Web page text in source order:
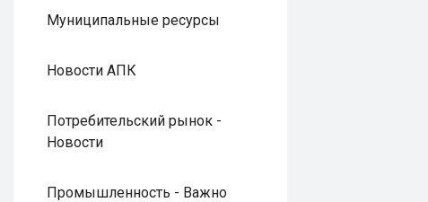
Муниципальные ресурсы
Новости АПК
Потребительский рынок -
Новости
Промышленность - Важно